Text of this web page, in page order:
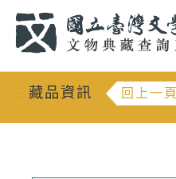
::: 藏品資訊 回上一頁